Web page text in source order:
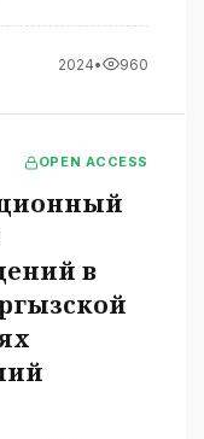
2024• 960
OPEN ACCESS
в